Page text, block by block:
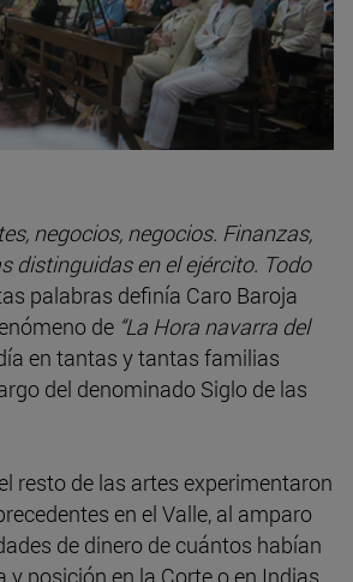
negocios, negocios. Finanzas,
distinguidas en el ejército. Todo
palabras definía Caro Baroja
de “La Hora navarra del
en tantas y tantas familias
del denominado Siglo de las
resto de las artes experimentaron
en el Valle, al amparo
de dinero de cuántos habían
posición en la Corte o en Indias.